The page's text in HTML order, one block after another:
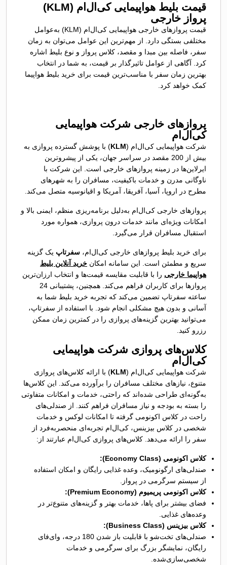
قیمت بلیط هواپیمایی کی‌ال‌ام (KLM)
پرواز خارجی
قیمت پروازهای خارجی هواپیمایی کی‌ال‌ام (KLM) به‌عوامل
مختلفی بستگی دارد. از مهم‌ترین این عوامل می‌توان به زمان
سفر، فاصله بین مبدا و مقصد، کلاس پرواز و نوع بلیط اشاره
کرد. آگاهی از عوامل تاثیرگذار بر قیمت، به شما در انتخاب
بهترین زمان سفر با مناسب‌ترین قیمت برای خرید بلیط هواپیما
کمک خواهد کرد.
پروازهای خارجی شرکت هواپیمایی
کی‌ال‌ام
شرکت هواپیمایی کی‌ال‌ام (KLM) با پوشش گسترده پروازی به
بیش از 200 مقصد در سراسر جهان، یکی از پیشروترین
ایرلاین‌ها در زمینه پروازهای خارجی است. این شرکت با
ناوگانی مدرن و خدمات باکیفیت، مسافران را به شهرهای
مطرح در اروپا، آسیا، آفریقا، آمریکا و اقیانوسیه متصل می‌کند.
پروازهای خارجی کی‌ال‌ام به‌دلیل برنامه‌ریزی منظم، ایمنی بالا و
امکانات ویژه‌ای مانند خدمات درون پروازی، همواره مورد
استقبال مسافران قرار می‌گیرد.
برای خرید بلیط پروازهای خارجی کی‌ال‌ام، سفرتاپ یک گزینه
سریع و مطمئن است. این سامانه امکان خرید آنلاین بلیط
هواپیما خارجی را با قابلیت مقایسه قیمت‌ها و انتخاب ارزان‌ترین
پروازها برای کاربران فراهم می‌کند. همچنین، پشتیبانی 24
ساعته سفرتاپ تضمین می‌کند که تجربه خرید بلیط شما به
آسانی و بدون هیچ مشکلی انجام شود. با استفاده از سفرتاپ،
می‌توانید بهترین گزینه‌های پروازی را در کمترین زمان ممکن
رزرو کنید.
کلاس‌های پروازی شرکت هواپیمایی
کی‌ال‌ام
شرکت هواپیمایی کی‌ال‌ام (KLM) با ارائه کلاس‌های پروازی
متنوع، نیازهای مختلف مسافران را برآورده می‌کند. این کلاس‌ها
به‌گونه‌ای طراحی شده‌اند که راحتی، خدمات و امکانات متفاوتی
را بسته به بودجه و نیاز مسافران فراهم کنند. از صندلی‌های
راحت در کلاس اکونومی گرفته تا امکانات لوکس و خدمات
شخصی در کلاس بیزینس، کی‌ال‌ام تجربه‌ای منحصربه‌فرد از
سفر را ارائه می‌دهد.
کلاس‌های پروازی کی‌ال‌ام عبارتند از:
کلاس اکونومی (Economy Class):
صندلی‌های ارگونومیک، وعده غذایی رایگان و امکان استفاده
از سیستم سرگرمی در پرواز.
کلاس اکونومی پریمیوم (Premium Economy):
فضای بیشتر برای پاها، خدمات بهتر و گزینه‌های متنوع‌تر در
وعده‌های غذایی.
کلاس بیزینس (Business Class):
صندلی‌های تخت‌شو با قابلیت باز شدن 180 درجه، وای‌فای
رایگان، نمایشگر بزرگ برای سرگرمی و خدمات
شخصی‌سازی‌شده.